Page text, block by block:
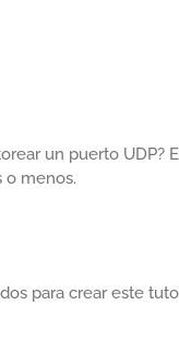
un puerto
o menos.
para crear este